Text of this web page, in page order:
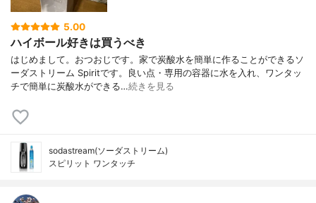
5.00
ハイボール好きは買うべき
はじめまして。おつおじです。家で炭酸水を簡単に作ることができるソ
ーダストリーム Spiritです。良い点・専用の容器に水を入れ、ワンタッ
チで簡単に炭酸水ができる…続きを見る
sodastream(ソーダストリーム)
スピリット ワンタッチ